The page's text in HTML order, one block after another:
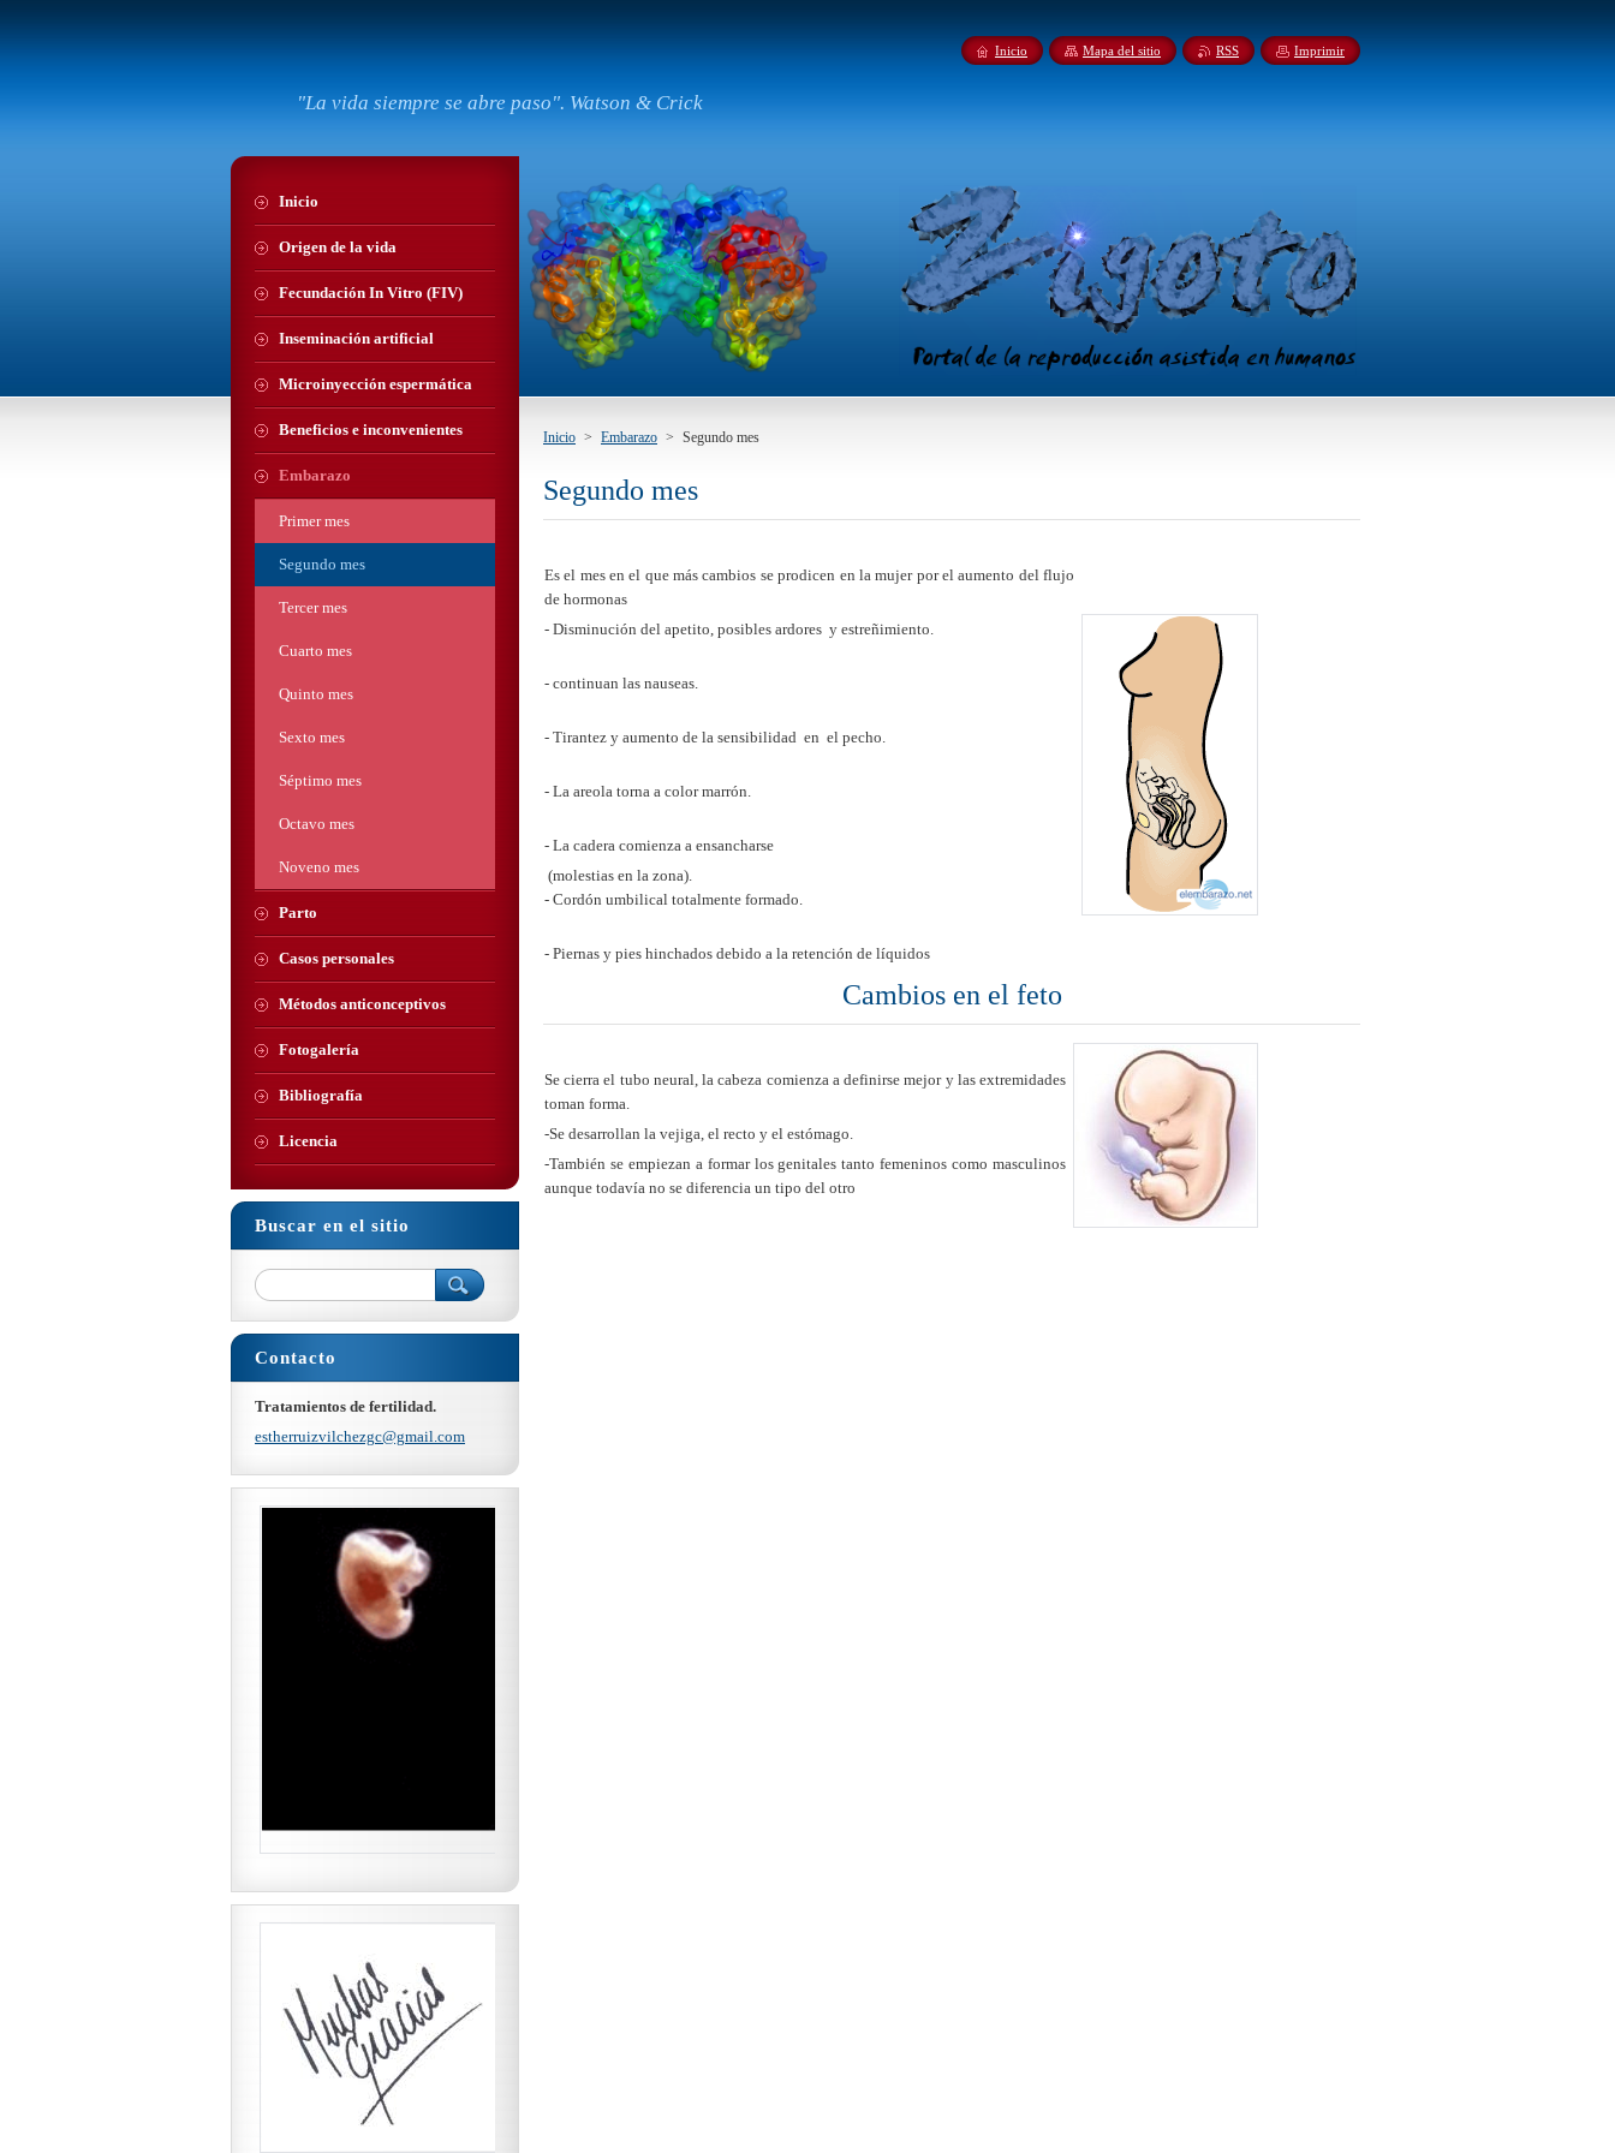
"La vida siempre se abre paso". Watson & Crick
Inicio > Embarazo > Segundo mes
Segundo mes
Es el mes en el que más cambios se prodicen en la mujer por el aumento del flujo
de hormonas
- Disminución del apetito, posibles ardores y estreñimiento.
- continuan las nauseas.
- Tirantez y aumento de la sensibilidad en el pecho.
- La areola torna a color marrón.
- La cadera comienza a ensancharse
(molestias en la zona).
- Cordón umbilical totalmente formado.
- Piernas y pies hinchados debido a la retención de líquidos
Cambios en el feto
Se cierra el tubo neural, la cabeza comienza a definirse mejor y las extremidades
toman forma.
-Se desarrollan la vejiga, el recto y el estómago.
-También se empiezan a formar los genitales tanto femeninos como masculinos
aunque todavía no se diferencia un tipo del otro
Inicio
Origen de la vida
Fecundación In Vitro (FIV)
Inseminación artificial
Microinyección espermática
Beneficios e inconvenientes
Embarazo
Primer mes
Segundo mes
Tercer mes
Cuarto mes
Quinto mes
Sexto mes
Séptimo mes
Octavo mes
Noveno mes
Parto
Casos personales
Métodos anticonceptivos
Fotogalería
Bibliografía
Licencia
Buscar en el sitio
Contacto
Tratamientos de fertilidad.
estherruizvilchezgc@gmail.com
Inicio Mapa del sitio RSS Imprimir